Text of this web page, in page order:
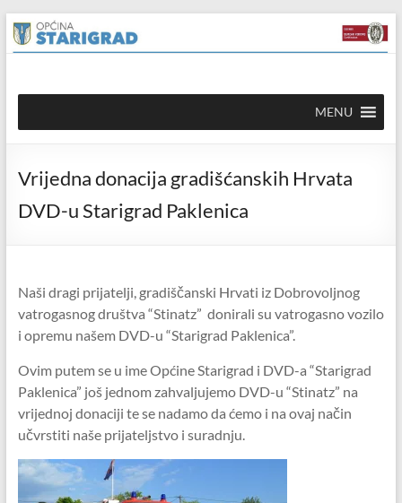
content
Skip
to
content
Općina
Starigrad
mrežna
stranica
MENU
Vrijedna donacija gradišćanskih Hrvata
DVD-u Starigrad Paklenica
Naši dragi prijatelji, gradiščanski Hrvati iz Dobrovoljnog
vatrogasnog društva “Stinatz” donirali su vatrogasno vozilo
i opremu našem DVD-u “Starigrad Paklenica”.
Ovim putem se u ime Općine Starigrad i DVD-a “Starigrad
Paklenica” još jednom zahvaljujemo DVD-u “Stinatz” na
vrijednoj donaciji te se nadamo da ćemo i na ovaj način
učvrstiti naše prijateljstvo i suradnju.